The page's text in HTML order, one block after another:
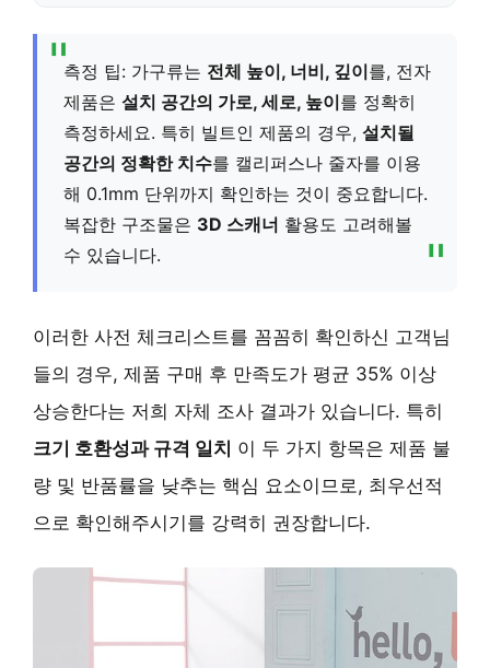
측정 팁: 가구류는 전체 높이, 너비, 깊이를, 전자
제품은 설치 공간의 가로, 세로, 높이를 정확히
측정하세요. 특히 빌트인 제품의 경우, 설치될
공간의 정확한 치수를 캘리퍼스나 줄자를 이용
해 0.1mm 단위까지 확인하는 것이 중요합니다.
복잡한 구조물은 3D 스캐너 활용도 고려해볼
수 있습니다.
이러한 사전 체크리스트를 꼼꼼히 확인하신 고객님
들의 경우, 제품 구매 후 만족도가 평균 35% 이상
상승한다는 저희 자체 조사 결과가 있습니다. 특히
크기 호환성과 규격 일치 이 두 가지 항목은 제품 불
량 및 반품률을 낮추는 핵심 요소이므로, 최우선적
으로 확인해주시기를 강력히 권장합니다.